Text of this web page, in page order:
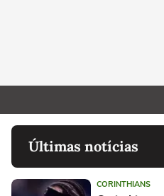
Últimas notícias
CORINTHIANS